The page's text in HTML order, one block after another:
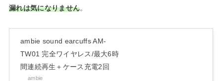
漏れは気になりません。
ambie sound earcuffs AM-
TW01 完全ワイヤレス/最大6時
間連続再生＋ケース充電2回
ambie